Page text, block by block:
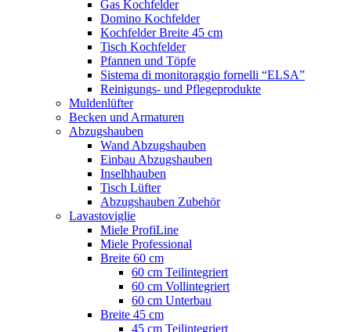
Gas Kochfelder
Domino Kochfelder
Kochfelder Breite 45 cm
Tisch Kochfelder
Pfannen und Töpfe
Sistema di monitoraggio fornelli “ELSA”
Reinigungs- und Pflegeprodukte
Muldenlüfter
Becken und Armaturen
Abzugshauben
Wand Abzugshauben
Einbau Abzugshauben
Inselhhauben
Tisch Lüfter
Abzugshauben Zubehör
Lavastoviglie
Miele ProfiLine
Miele Professional
Breite 60 cm
60 cm Teilintegriert
60 cm Vollintegriert
60 cm Unterbau
Breite 45 cm
45 cm Teilintegriert